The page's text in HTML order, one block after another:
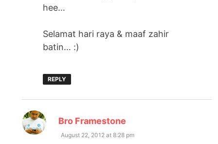
hee…
Selamat hari raya & maaf zahir
batin… :)
REPLY
Bro Framestone
August 22, 2012 at 8:28 pm